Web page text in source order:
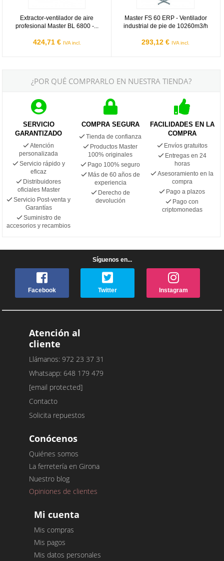
Extractor-ventilador de aire
profesional Master BL 6800 -...
424,71 € IVA incl.
Master FS 60 ERP - Ventilador
industrial de pie de 10260m3/h
293,12 € IVA incl.
¿POR QUÉ COMPRARLO EN NUESTRA TIENDA?
SERVICIO
GARANTIZADO
Atención
personalizada
Servicio rápido y
eficaz
Distribuidores
oficiales Master
Servicio Post-venta y
Garantías
Suministro de
accesorios y recambios
COMPRA SEGURA
Tienda de confianza
Productos Master
100% originales
Pago 100% seguro
Más de 60 años de
experiencia
Derecho de
devolución
FACILIDADES EN LA
COMPRA
Envíos gratuitos
Entregas en 24
horas
Asesoramiento en la
compra
Pago a plazos
Pago con
criptomonedas
Síguenos en...
Facebook Twitter Instagram
Atención al
cliente
Llámanos: 972 23 37 31
Whatsapp: 648 179 479
[email protected]
Contacto
Solicita repuestos
Conócenos
Quiénes somos
La ferretería en Girona
Nuestro blog
Opiniones de clientes
Mi cuenta
Mis compras
Mis pagos
Mis datos personales